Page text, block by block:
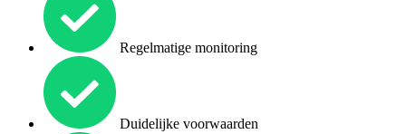
Regelmatige monitoring
Duidelijke voorwaarden